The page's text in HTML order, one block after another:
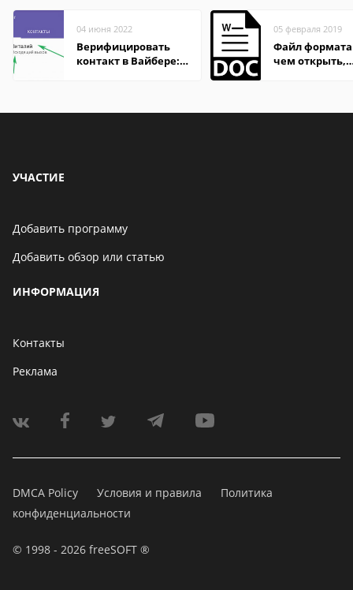
04 июня 2022
Верифицировать
контакт в Вайбере:
05 февраля 2019
Файл формата
чем открыть,
УЧАСТИЕ
Добавить программу
Добавить обзор или статью
ИНФОРМАЦИЯ
Контакты
Реклама
DMCA Policy Условия и правила
Политика
конфиденциальности
© 1998 - 2026 freeSOFT ®